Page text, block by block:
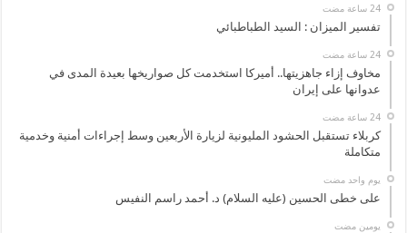
‏24 ساعة مضت
تفسير الميزان : السيد الطباطبائي
‏24 ساعة مضت
مخاوف إزاء جاهزيتها.. أميركا استخدمت كل صواريخها بعيدة المدى في
عدوانها على إيران
‏24 ساعة مضت
كربلاء تستقبل الحشود المليونية لزيارة الأربعين وسط إجراءات أمنية وخدمية
متكاملة
‏يوم واحد مضت
على خطى الحسين (عليه السلام) د. أحمد راسم النفيس
‏يومين مضت